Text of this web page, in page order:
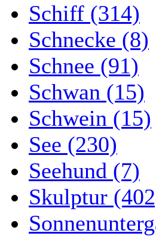
Schiff (314)
Schnecke (8)
Schnee (91)
Schwan (15)
Schwein (15)
See (230)
Seehund (7)
Skulptur